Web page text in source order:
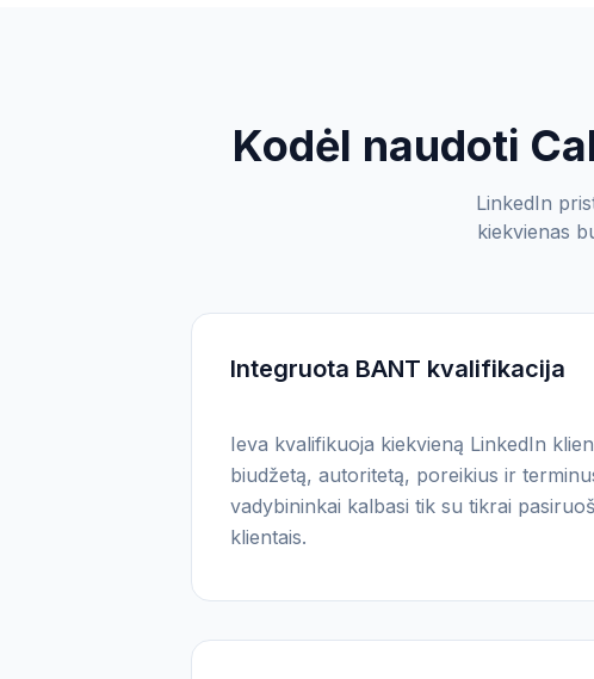
Kodėl naudoti
LinkedIn
kiekvienas
Integruota BANT kvalifikacija
Ieva kvalifikuoja kiekvieną LinkedIn
biudžetą, autoritetą, poreikius ir
vadybininkai kalbasi tik su tikrai
klientais.